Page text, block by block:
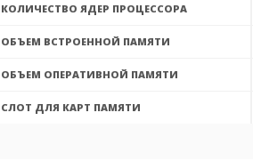
КОЛИЧЕСТВО ЯДЕР ПРОЦЕССОРА
ОБЪЕМ ВСТРОЕННОЙ ПАМЯТИ
ОБЪЕМ ОПЕРАТИВНОЙ ПАМЯТИ
СЛОТ ДЛЯ КАРТ ПАМЯТИ